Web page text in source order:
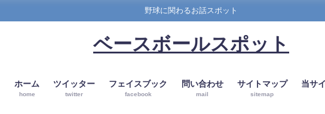
野球に関わるお話スポット
ベースボールスポット
ホーム
home
ツイッター
twitter
フェイスブック
facebook
問い合わせ
mail
サイトマップ
sitemap
当サ